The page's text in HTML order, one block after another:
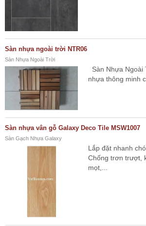
Sàn nhựa ngoài trời NTR06
Sàn Nhựa Ngoài Trời
Sàn Nhựa Ngoài
nhựa thông minh
Sàn nhựa vân gỗ Galaxy Deco Tile MSW1007
Sàn Gạch Nhựa Galaxy
Lắp đặt nhanh
Chống trơn trượt,
mọt,...